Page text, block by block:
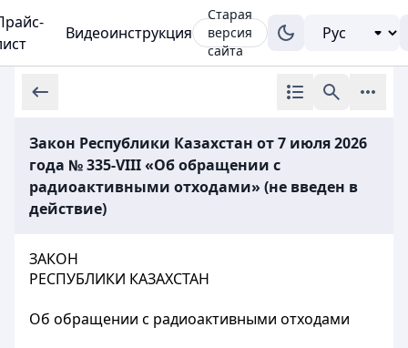
Видеоинструкция
Старая
версия
сайта
Закон Республики Казахстан от 7 июля 2026
года № 335-VIII «Об обращении с
радиоактивными отходами» (не введен в
действие)
ЗАКОН
РЕСПУБЛИКИ КАЗАХСТАН
Об обращении с радиоактивными отходами